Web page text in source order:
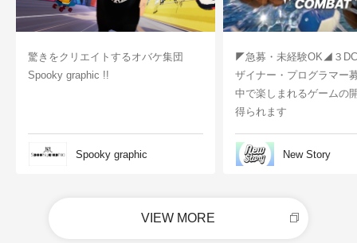
驚きをクリエイトするオバケ集団
Spooky graphic !!
Spooky graphic
◤急募・未経験OK◢３
ザイナー・プログラマー
中で楽しまれるゲームの
得られます
New Story
VIEW MORE